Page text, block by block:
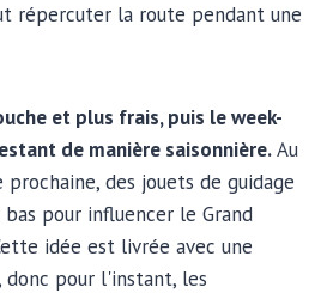
répercuter la route pendant une
et plus frais, puis le week-
de manière saisonnière.Au
des jouets de guidage
pour influencer le Grand
idée est livrée avec une
donc pour l'instant, les